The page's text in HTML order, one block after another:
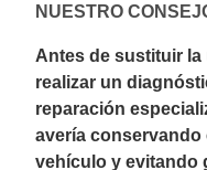
NUESTRO
Antes de sustituir
realizar un
reparación
avería conservando
vehículo y evitando